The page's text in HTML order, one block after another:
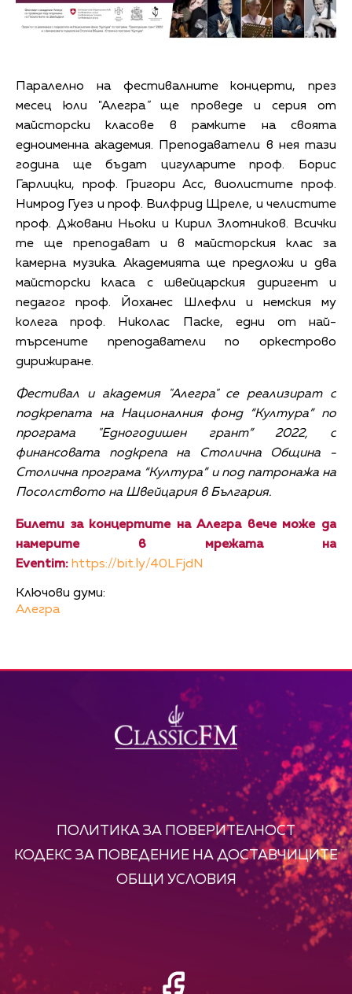
Паралелно на фестивалните концерти, през
месец юли "Алегра"ще проведе и серия от
майсторски класове в рамките на своята
едноименна академия. Преподаватели в нея тази
година ще бъдат цигуларите проф. Борис
Гарлицки, проф. Григори Асс, виолистите проф.
Нимрод Гуез и проф. Вилфрид Щреле, и челистите
проф. Джовани Ньоки и Кирил Злотников. Всички
те ще преподават и в майсторския клас за
камерна музика. Академията ще предложи и два
майсторски класа с швейцарския диригент и
педагог проф. Йоханес Шлефли и немския му
колега проф. Николас Паске, едни от най-
търсените преподаватели по оркестрово
дирижиране.
Фестивал и академия "Алегра" се реализират с
подкрепата на Националния фонд “Култура” по
програма
"Едногодишен грант” 2022, с
финансовата подкрепа на Столична Община
-
Столична програма “Култура” и под патронажа на
Посолството на Швейцария в България.
Билети за концертите на Алегра вече може да
намерите в мрежата на
Eventim: https://bit.ly/40LFjdN
Ключови думи:
Алегра
ПОЛИТИКА ЗА ПОВЕРИТЕЛНОСТ
КОДЕКС ЗА ПОВЕДЕНИЕ НА ДОСТАВЧИЦИТЕ
ОБЩИ УСЛОВИЯ